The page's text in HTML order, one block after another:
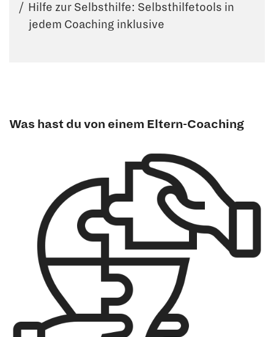
Hilfe zur Selbsthilfe: Selbsthilfetools in
jedem Coaching inklusive
Was hast du von einem Eltern-Coaching